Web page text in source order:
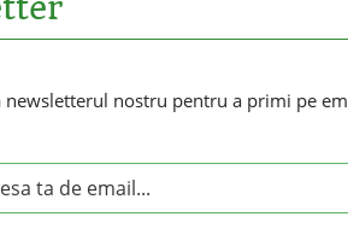
newsletterul nostru pentru a primi pe